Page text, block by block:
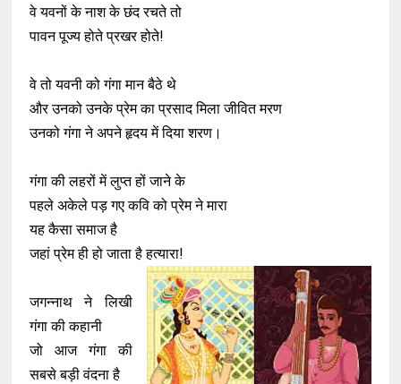
वे यवनों के नाश के छंद रचते तो
पावन पूज्य होते प्रखर होते!
वे तो यवनी को गंगा मान बैठे थे
और उनको उनके प्रेम का प्रसाद मिला जीवित मरण
उनको गंगा ने अपने हृदय में दिया शरण।
गंगा की लहरों में लुप्त हों जाने के
पहले अकेले पड़ गए कवि को प्रेम ने मारा
यह कैसा समाज है
जहां प्रेम ही हो जाता है हत्यारा!
जगन्नाथ ने लिखी
गंगा की कहानी
जो आज गंगा की
सबसे बड़ी वंदना है